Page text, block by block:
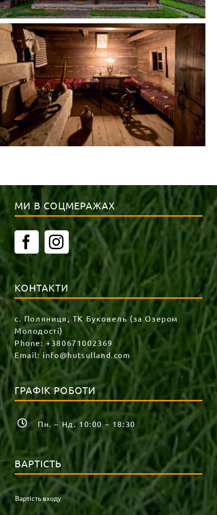
МИ В СОЦМЕРАЖАХ
КОНТАКТИ
с. Поляниця, ТК Буковель (за Озером
Молодості)
Phone:+380671002369
Email: info@hutsulland.com
ГРАФІК РОБОТИ
Пн. – Нд. 10:00 – 18:30
ВАРТІСТЬ
Вартість входу